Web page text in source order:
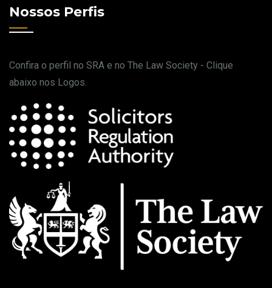
Nossos Perfis
Confira o perfil no SRA e no The Law Society - Clique
abaixo nos Logos.